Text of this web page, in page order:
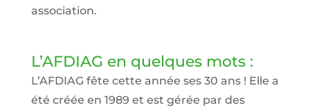
association.
L’AFDIAG en quelques mots :
L’AFDIAG fête cette année ses 30 ans ! Elle a
été créée en 1989 et est gérée par des